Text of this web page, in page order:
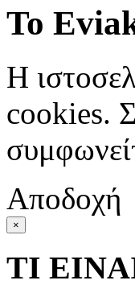
Το
Η
cookies.
Αποδοχή
×
ΤΙ